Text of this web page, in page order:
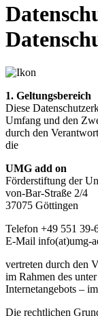
1. Geltungsbereich
Diese
Umfang und den
durch den
die
UMG add on
Förderstiftung der
von-Bar-Straße 2/4
37075 Göttingen
Telefon +49 551 39-
E-Mail info(at)umg-
vertreten durch den
im Rahmen des
Internetangebots –
Die rechtlichen